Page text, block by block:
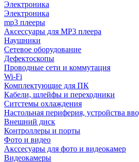
Электроника
Электроника
mp3 плееры
Аксессуары для MP3 плеера
Наушники
Сетевое оборудование
Дефектоскопы
Проводные сети и коммутация
Wi-Fi
Комплектующие для ПК
Кабели, шлейфы и переходники
Ситстемы охлаждения
Настольная периферия, устройства
Внешний диск
Контроллеры и порты
Фото и видео
Акссесуары для фото и видеокамер
Видеокамеры